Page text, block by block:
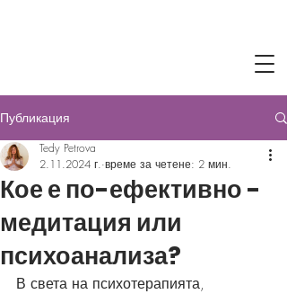
Публикация
Кое е по-ефективно -
медитация или
психоанализа?
Tedy Petrova
2.11.2024 г. време за четене: 2 мин.
В света на психотерапията,